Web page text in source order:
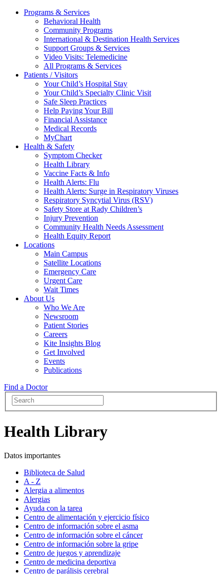
Programs & Services
Behavioral Health
Community Programs
International & Destination Health Services
Support Groups & Services
Video Visits: Telemedicine
All Programs & Services
Patients / Visitors
Your Child’s Hospital Stay
Your Child’s Specialty Clinic Visit
Safe Sleep Practices
Help Paying Your Bill
Financial Assistance
Medical Records
MyChart
Health & Safety
Symptom Checker
Health Library
Vaccine Facts & Info
Health Alerts: Flu
Health Alerts: Surge in Respiratory Viruses
Respiratory Syncytial Virus (RSV)
Safety Store at Rady Children’s
Injury Prevention
Community Health Needs Assessment
Health Equity Report
Locations
Main Campus
Satellite Locations
Emergency Care
Urgent Care
Wait Times
About Us
Who We Are
Newsroom
Patient Stories
Careers
Kite Insights Blog
Get Involved
Events
Publications
Find a Doctor
Health Library
Datos importantes
Biblioteca de Salud
A - Z
Alergia a alimentos
Alergias
Ayuda con la tarea
Centro de alimentación y ejercicio físico
Centro de información sobre el asma
Centro de información sobre el cáncer
Centro de información sobre la gripe
Centro de juegos y aprendizaje
Centro de medicina deportiva
Centro de parálisis cerebral